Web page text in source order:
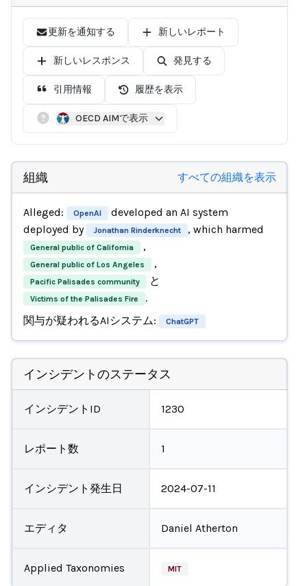
更新を通知する 新しいレポート
新しいレスポンス 発見する
引用情報 履歴を表示
OECD AIMで表示
組織 すべての組織を表示
Alleged: OpenAI
developed an AI system
deployed by
Jonathan Rinderknecht , which harmed
General public of California ,
General public of Los Angeles ,
Pacific Palisades community と
Victims of the Palisades Fire
.
関与が疑われるAIシステム:
ChatGPT
インシデントのステータス
インシデントID 1230
レポート数 1
インシデント発生日 2024-07-11
エディタ Daniel Atherton
Applied Taxonomies MIT